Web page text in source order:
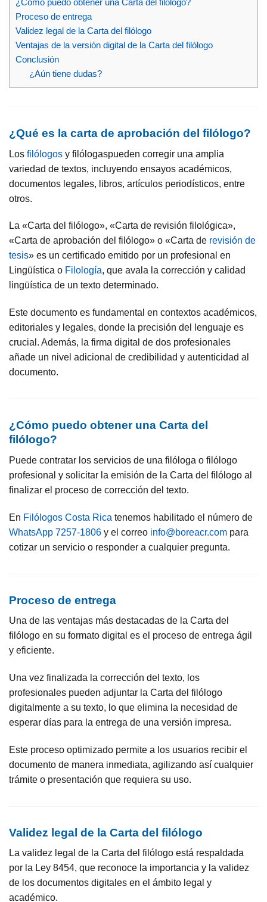
¿Cómo puedo obtener una Carta del filólogo?
Proceso de entrega
Validez legal de la Carta del filólogo
Ventajas de la versión digital de la Carta del filólogo
Conclusión
¿Aún tiene dudas?
¿Qué es la carta de aprobación del filólogo?
Los filólogos y filólogaspueden corregir una amplia
variedad de textos, incluyendo ensayos académicos,
documentos legales, libros, artículos periodísticos, entre
otros.
La «Carta del filólogo», «Carta de revisión filológica»,
«Carta de aprobación del filólogo» o «Carta de revisión de
tesis» es un certificado emitido por un profesional en
Lingüística o Filología, que avala la corrección y calidad
lingüística de un texto determinado.
Este documento es fundamental en contextos académicos,
editoriales y legales, donde la precisión del lenguaje es
crucial. Además, la firma digital de dos profesionales
añade un nivel adicional de credibilidad y autenticidad al
documento.
¿Cómo puedo obtener una Carta del
filólogo?
Puede contratar los servicios de una filóloga o filólogo
profesional y solicitar la emisión de la Carta del filólogo al
finalizar el proceso de corrección del texto.
En Filólogos Costa Rica tenemos habilitado el número de
WhatsApp 7257-1806 y el correo info@boreacr.com para
cotizar un servicio o responder a cualquier pregunta.
Proceso de entrega
Una de las ventajas más destacadas de la Carta del
filólogo en su formato digital es el proceso de entrega ágil
y eficiente.
Una vez finalizada la corrección del texto, los
profesionales pueden adjuntar la Carta del filólogo
digitalmente a su texto, lo que elimina la necesidad de
esperar días para la entrega de una versión impresa.
Este proceso optimizado permite a los usuarios recibir el
documento de manera inmediata, agilizando así cualquier
trámite o presentación que requiera su uso.
Validez legal de la Carta del filólogo
La validez legal de la Carta del filólogo está respaldada
por la Ley 8454, que reconoce la importancia y la validez
de los documentos digitales en el ámbito legal y
académico.